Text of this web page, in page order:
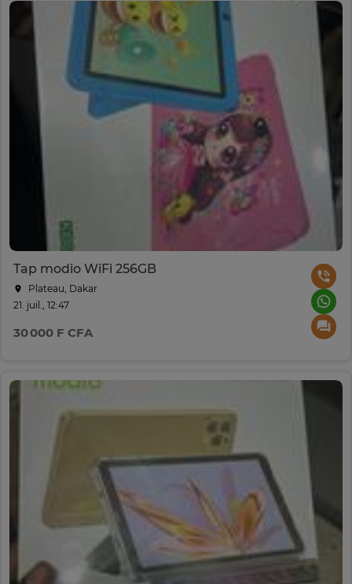
Tap modio WiFi 256GB
Plateau, Dakar
21. juil., 12:47
30 000 F CFA